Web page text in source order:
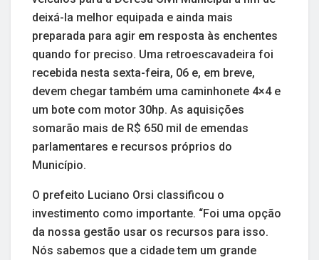
deixá-la melhor equipada e ainda mais
preparada para agir em resposta às enchentes
quando for preciso. Uma retroescavadeira foi
recebida nesta sexta-feira, 06 e, em breve,
devem chegar também uma caminhonete 4×4 e
um bote com motor 30hp. As aquisições
somarão mais de R$ 650 mil de emendas
parlamentares e recursos próprios do
Município.
O prefeito Luciano Orsi classificou o
investimento como importante. “Foi uma opção
da nossa gestão usar os recursos para isso.
Nós sabemos que a cidade tem um grande